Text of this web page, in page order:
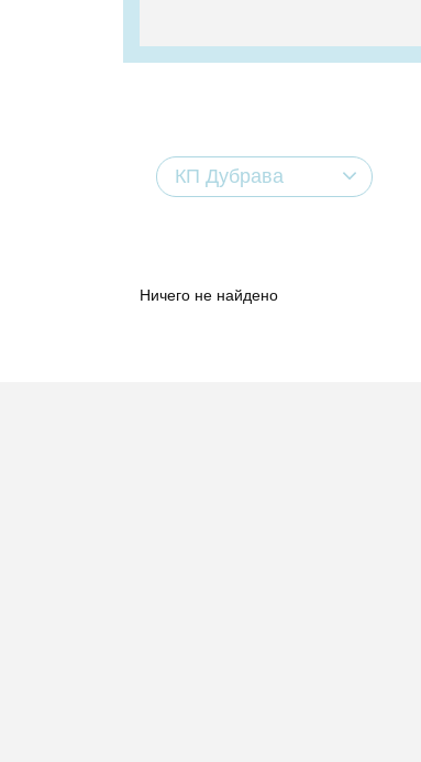
КП Дубрава
Ничего не найдено